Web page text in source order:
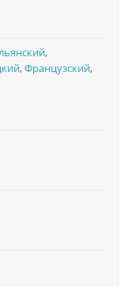
,
,Французский,